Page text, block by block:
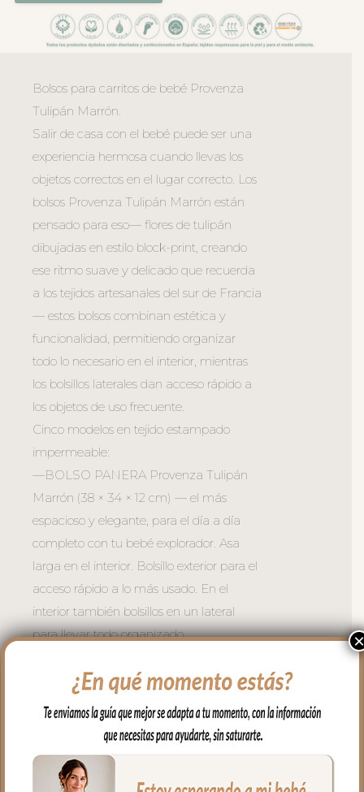
Bolsos para carritos de bebé Provenza
Tulipán Marrón.
Salir de casa con el bebé puede ser una
experiencia hermosa cuando llevas los
objetos correctos en el lugar correcto. Los
bolsos Provenza Tulipán Marrón están
pensado para eso— flores de tulipán
dibujadas en estilo block-print, creando
ese ritmo suave y delicado que recuerda
a los tejidos artesanales del sur de Francia
— estos bolsos combinan estética y
funcionalidad, permitiendo organizar
todo lo necesario en el interior, mientras
los bolsillos laterales dan acceso rápido a
los objetos de uso frecuente.
Cinco modelos en tejido estampado
impermeable:
—BOLSO PANERA Provenza Tulipán
Marrón (38 × 34 × 12 cm) — el más
espacioso y elegante, para el día a día
completo con tu bebé explorador. Asa
larga en el interior. Bolsillo exterior para el
acceso rápido a lo más usado. En el
interior también bolsillos en un lateral
para llevar todo organizado
Marrón (36 × 29 × 12 cm) — cómodo y
versátil, para las salidas más largas por el
bosque de la ciudad. Asa larga regulable.
Bolsillo exterior para el acceso rápido a lo
más usado. En el interior también bolsillos
×